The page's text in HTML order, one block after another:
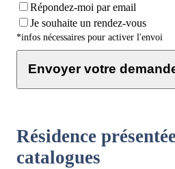
Répondez-moi par email
Je souhaite un rendez-vous
*infos nécessaires pour activer l'envoi
Envoyer votre
Résidence
catalogues